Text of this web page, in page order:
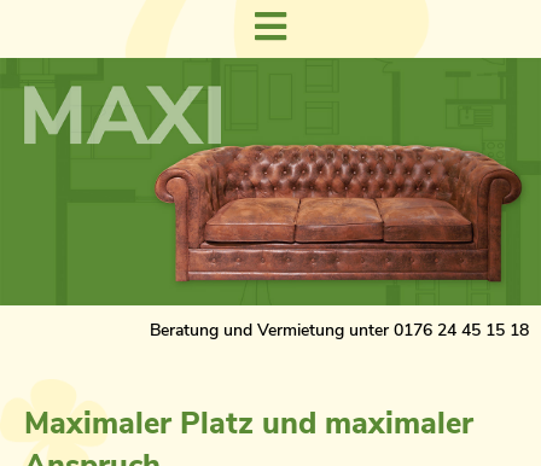
Beratung und Vermietung unter 0176 24 45 15 18
Maximaler Platz und maximaler